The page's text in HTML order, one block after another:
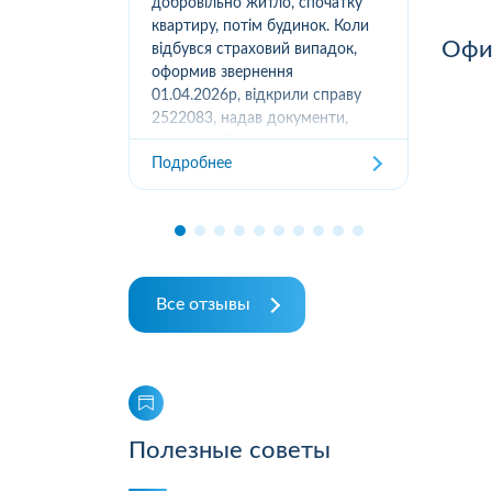
квартиру, потім будинок. Коли
відбувся страховий випадок,
оформив звернення
01.04.2026р, відкрили справу
2522083, надав документи,
отримав підтвердження
отримання, взяли в роботу. 2
місяці жодного повідомлення
Подробнее
Все отзывы
Полезные советы